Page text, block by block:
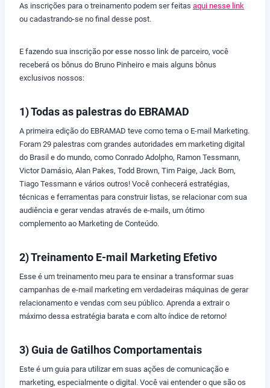
As inscrições para o treinamento podem ser feitas aqui nesse link
ou cadastrando-se no final desse post.
E fazendo sua inscrição por esse nosso link de parceiro, você
receberá os bônus do Bruno Pinheiro e mais alguns bônus
exclusivos nossos:
1) Todas as palestras do EBRAMAD
A primeira edição do EBRAMAD teve como tema o E-mail Marketing.
Foram 29 palestras com grandes autoridades em marketing digital
do Brasil e do mundo, como Conrado Adolpho, Ramon Tessmann,
Victor Damásio, Alan Pakes, Todd Brown, Tim Paige, Jack Born,
Tiago Tessmann e vários outros! Você conhecerá estratégias,
técnicas e ferramentas para construir listas, se relacionar com sua
audiência e gerar vendas através de e-mails, um ótimo
complemento ao Marketing de Conteúdo.
2) Treinamento E-mail Marketing Efetivo
Esse é um treinamento meu para te ensinar a transformar suas
campanhas de e-mail marketing em verdadeiras máquinas de gerar
relacionamento e vendas com seu público. Aprenda a extrair o
máximo dessa estratégia barata e com alto índice de retorno!
3) Guia de Gatilhos Comportamentais
Este é um guia para utilizar em suas ações de comunicação e
marketing, especialmente o digital. Você vai entender o que são os